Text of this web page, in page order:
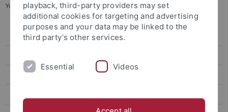
You are here: Home ... GR2288/4-1
GR2288/7-1
GR2288/3-2
playback, third-party providers may set
additional cookies for targeting and advertising
purposes and your data may be linked to the
third party’s other services.
Essential Videos